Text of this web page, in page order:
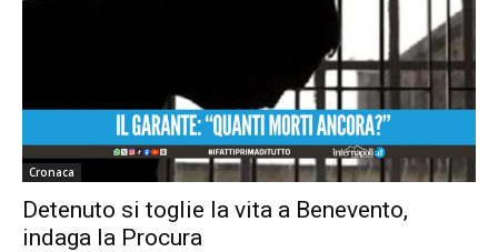
Cronaca
Detenuto si toglie la vita a Benevento,
indaga la Procura